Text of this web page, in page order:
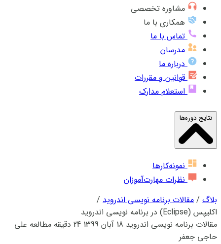
مشاوره تخصصی
همکاری با ما
تماس با ما
مدرسان
درباره ما
قوانین و مقررات
استعلام مدارک
نتایج دوره‌ها
نمونه‌کارها
نظرات مهارت‌آموزان
بلاگ / مقالات برنامه نویسی اندروید /
اکلیپس (Eclipse) در برنامه نویسی اندروید
مقالات برنامه نویسی اندروید 18 آبان 1399 24 دقیقه مطالعه
علی
حاجی جعفر